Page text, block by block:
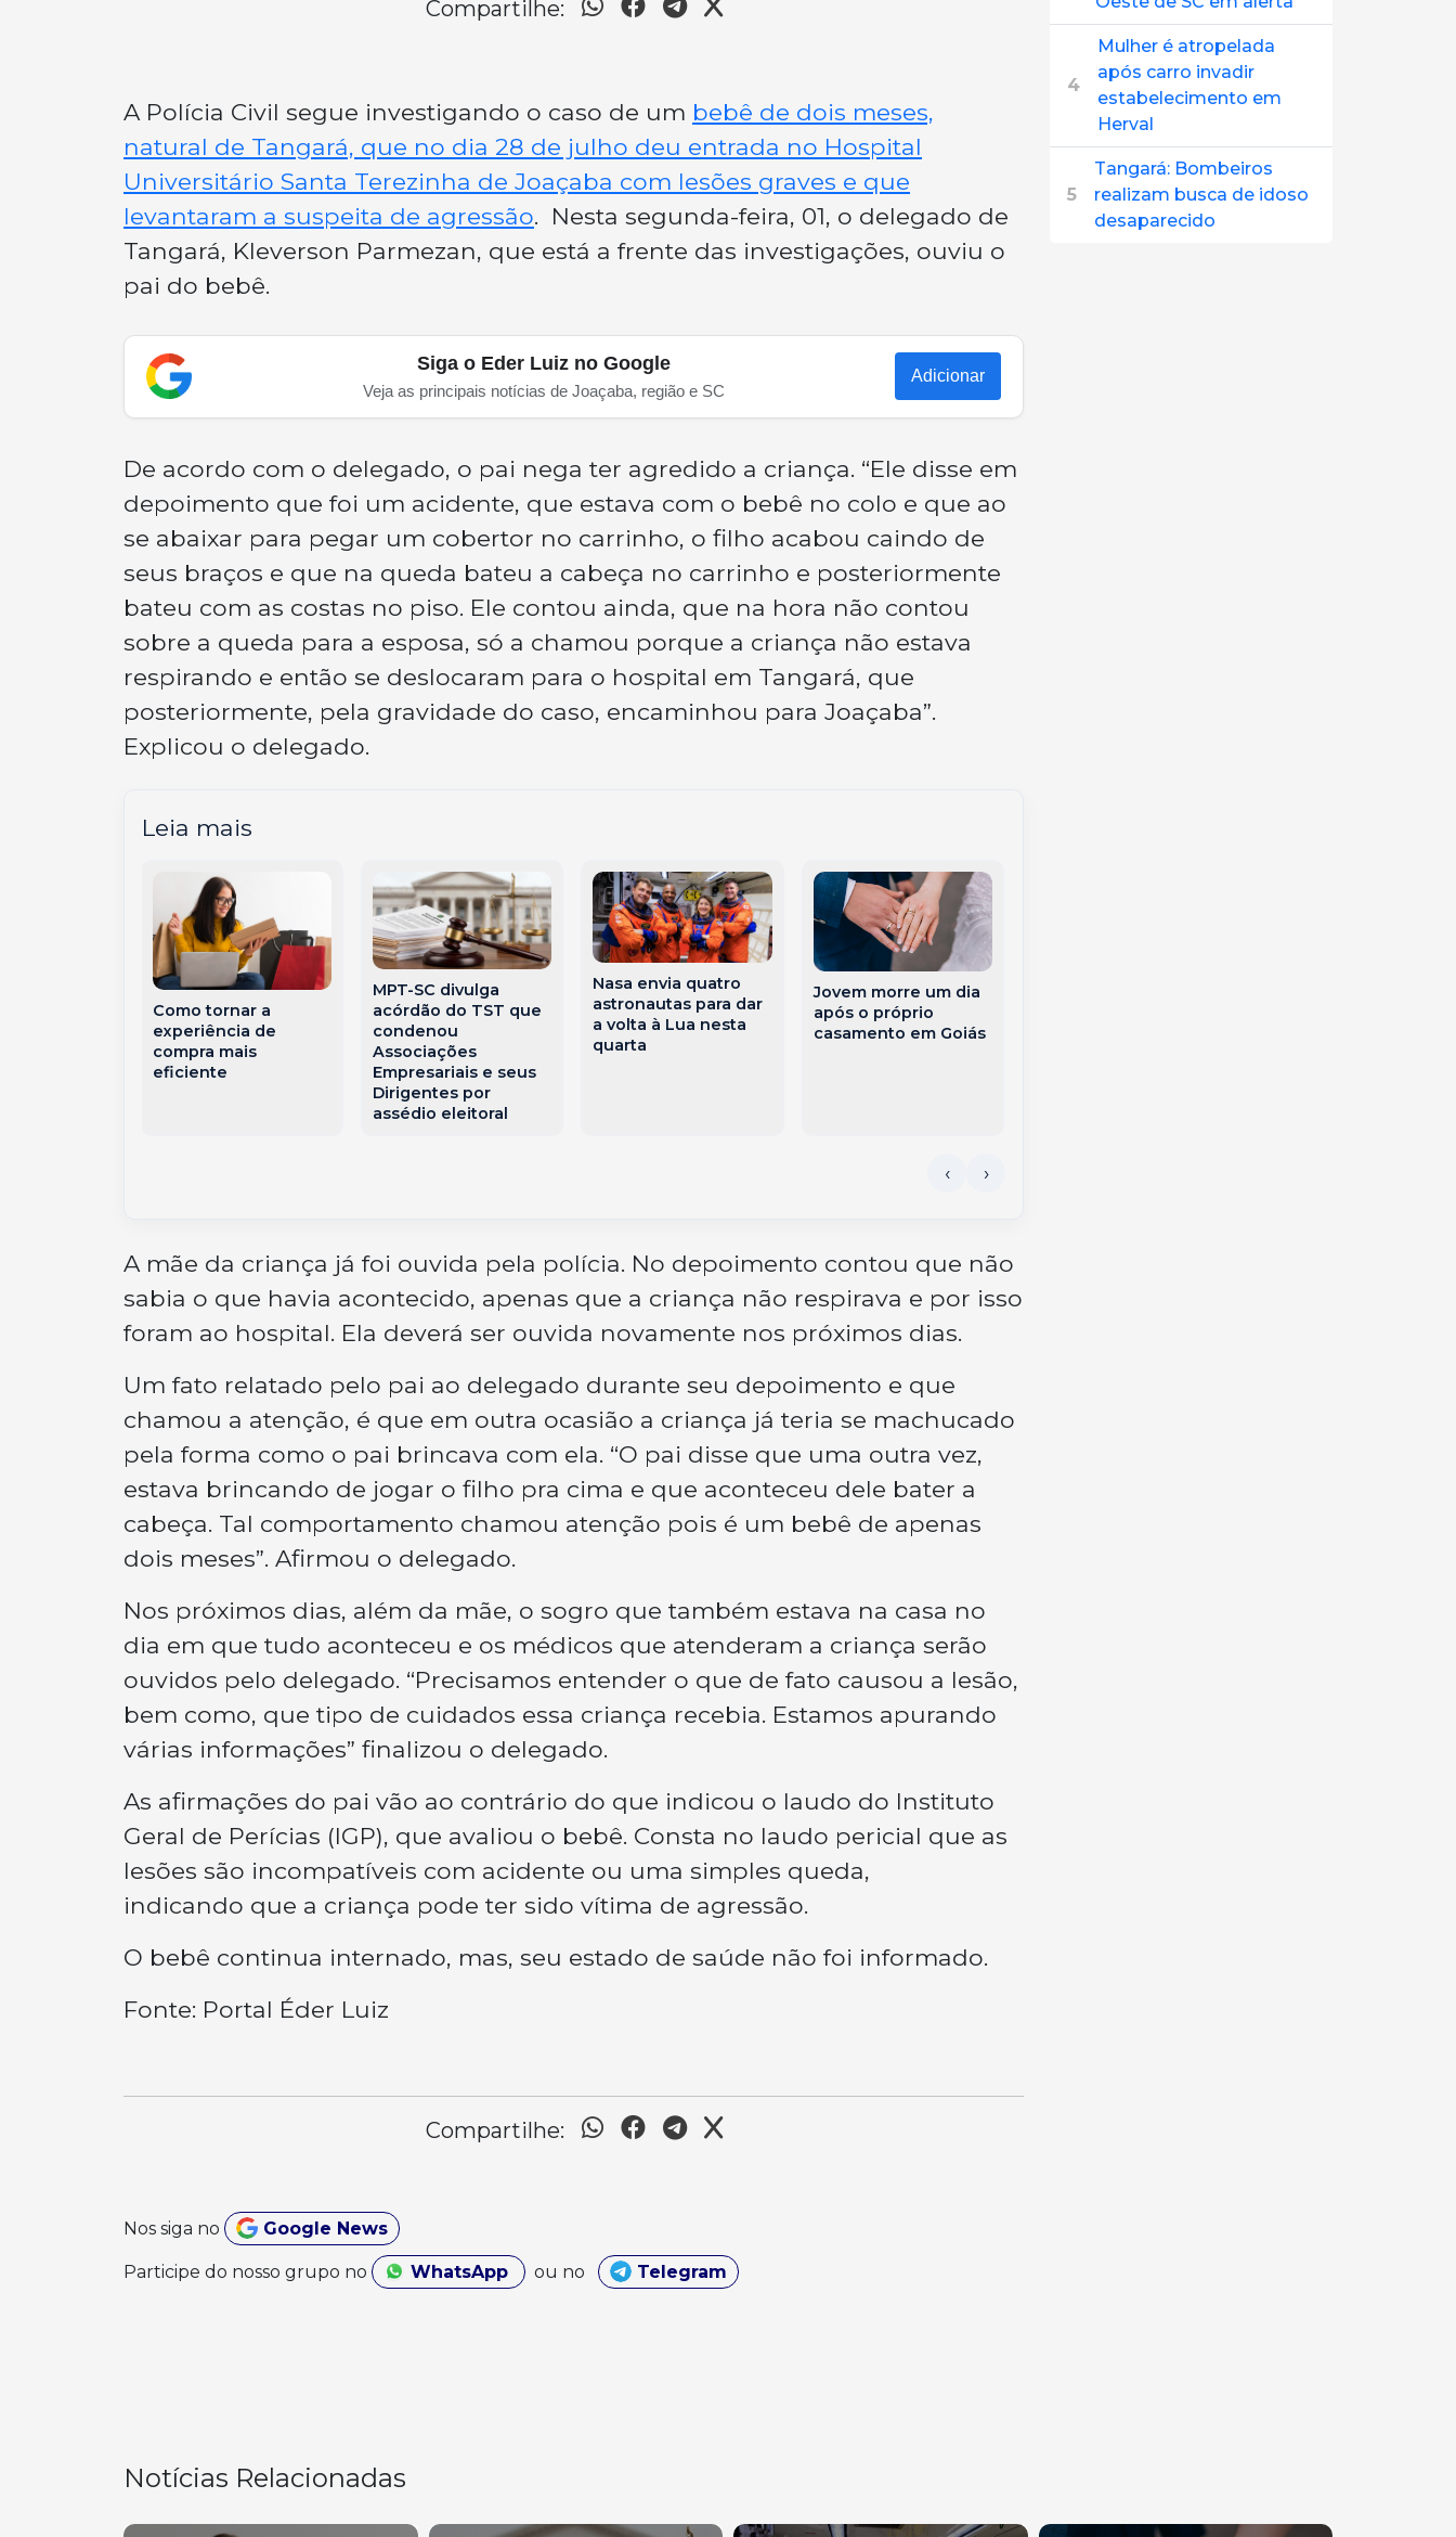
Compartilhe:
A Polícia Civil segue investigando o caso de um bebê de dois meses,
natural de Tangará, que no dia 28 de julho deu entrada no Hospital
Universitário Santa Terezinha de Joaçaba com lesões graves e que
levantaram a suspeita de agressão. Nesta segunda-feira, 01, o delegado de
Tangará, Kleverson Parmezan, que está a frente das investigações, ouviu o
pai do bebê.
Siga o Eder Luiz no Google
Veja as principais notícias de Joaçaba, região e SC
Adicionar
De acordo com o delegado, o pai nega ter agredido a criança. “Ele disse em
depoimento que foi um acidente, que estava com o bebê no colo e que ao
se abaixar para pegar um cobertor no carrinho, o filho acabou caindo de
seus braços e que na queda bateu a cabeça no carrinho e posteriormente
bateu com as costas no piso. Ele contou ainda, que na hora não contou
sobre a queda para a esposa, só a chamou porque a criança não estava
respirando e então se deslocaram para o hospital em Tangará, que
posteriormente, pela gravidade do caso, encaminhou para Joaçaba”.
Explicou o delegado.
Leia mais
Como tornar a
experiência de
compra mais
eficiente
MPT-SC divulga
acórdão do TST que
condenou
Associações
Empresariais e seus
Dirigentes por
assédio eleitoral
Nasa envia quatro
astronautas para dar
a volta à Lua nesta
quarta
Jovem morre um dia
após o próprio
casamento em Goiás
A mãe da criança já foi ouvida pela polícia. No depoimento contou que não
sabia o que havia acontecido, apenas que a criança não respirava e por isso
foram ao hospital. Ela deverá ser ouvida novamente nos próximos dias.
Um fato relatado pelo pai ao delegado durante seu depoimento e que
chamou a atenção, é que em outra ocasião a criança já teria se machucado
pela forma como o pai brincava com ela. “O pai disse que uma outra vez,
estava brincando de jogar o filho pra cima e que aconteceu dele bater a
cabeça. Tal comportamento chamou atenção pois é um bebê de apenas
dois meses”. Afirmou o delegado.
Nos próximos dias, além da mãe, o sogro que também estava na casa no
dia em que tudo aconteceu e os médicos que atenderam a criança serão
ouvidos pelo delegado. “Precisamos entender o que de fato causou a lesão,
bem como, que tipo de cuidados essa criança recebia. Estamos apurando
várias informações” finalizou o delegado.
As afirmações do pai vão ao contrário do que indicou o laudo do Instituto
Geral de Perícias (IGP), que avaliou o bebê. Consta no laudo pericial que as
lesões são incompatíveis com acidente ou uma simples queda,
indicando que a criança pode ter sido vítima de agressão.
O bebê continua internado, mas, seu estado de saúde não foi informado.
Fonte: Portal Éder Luiz
Compartilhe:
Nos siga no Google News
Participe do nosso grupo no WhatsApp ou no Telegram
4
Mulher é atropelada
após carro invadir
estabelecimento em
Herval
5
Tangará: Bombeiros
realizam busca de idoso
desaparecido
Notícias Relacionadas